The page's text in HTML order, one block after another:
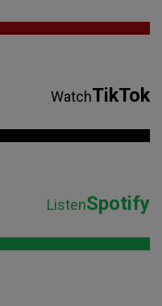
WatchTikTok
ListenSpotify